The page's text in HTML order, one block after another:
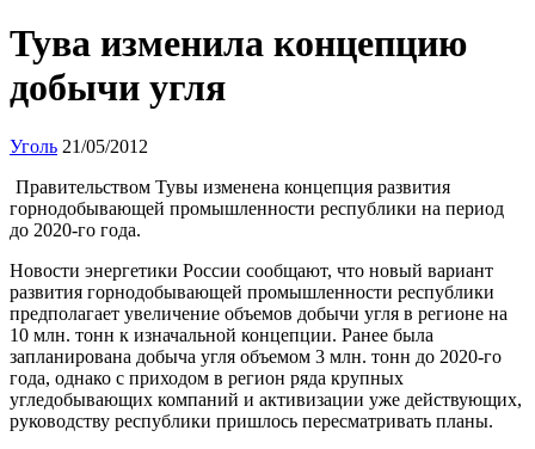
Тува изменила концепцию
добычи угля
Уголь 21/05/2012
Правительством Тувы изменена концепция развития
горнодобывающей промышленности республики на период
до 2020-го года.
Новости энергетики России сообщают, что новый вариант
развития горнодобывающей промышленности республики
предполагает увеличение объемов добычи угля в регионе на
10 млн. тонн к изначальной концепции. Ранее была
запланирована добыча угля объемом 3 млн. тонн до 2020-го
года, однако с приходом в регион ряда крупных
угледобывающих компаний и активизации уже действующих,
руководству республики пришлось пересматривать планы.